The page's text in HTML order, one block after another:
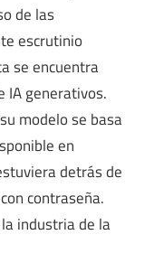
de las
escrutinio
se encuentra
IA generativos.
modelo se basa
en
detrás de
contraseña.
industria de la